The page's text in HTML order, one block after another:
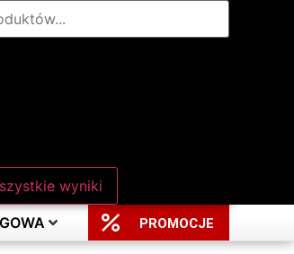
wyniki
PROMOCJE